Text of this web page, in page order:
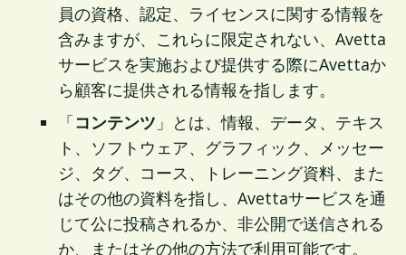
員の資格、認定、ライセンスに関する情報を
含みますが、これらに限定されない、Avetta
サービスを実施および提供する際にAvettaか
ら顧客に提供される情報を指します。
「コンテンツ 」とは、情報、データ、テキス
ト、ソフトウェア、グラフィック、メッセー
ジ、タグ、コース、トレーニング資料、また
はその他の資料を指し、Avettaサービスを通
じて公に投稿されるか、非公開で送信される
か、またはその他の方法で利用可能です。